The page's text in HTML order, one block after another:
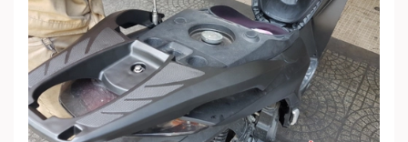
Cho vào giỏ hàng